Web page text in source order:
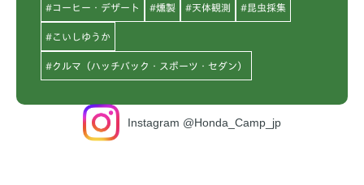
#コーヒー・デザート #燻製 #天体観測 #昆虫採集
#こいしゆうか
#クルマ（ハッチバック・スポーツ・セダン）
Instagram @Honda_Camp_jp